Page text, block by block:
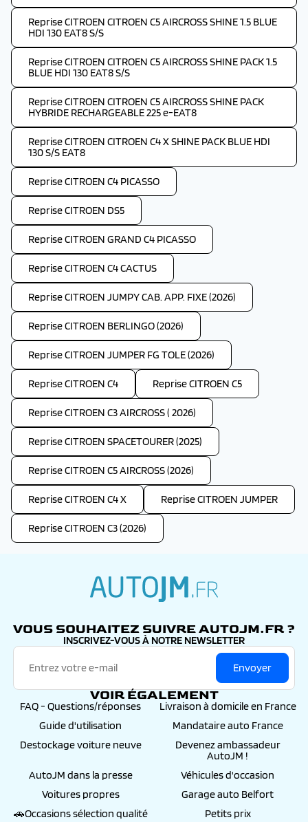
Reprise CITROEN CITROEN C5 AIRCROSS SHINE 1.5 BLUE
HDI 130 EAT8 S/S
Reprise CITROEN CITROEN C5 AIRCROSS SHINE PACK 1.5
BLUE HDI 130 EAT8 S/S
Reprise CITROEN CITROEN C5 AIRCROSS SHINE PACK
HYBRIDE RECHARGEABLE 225 e-EAT8
Reprise CITROEN CITROEN C4 X SHINE PACK BLUE HDI
130 S/S EAT8
Reprise CITROEN C4 PICASSO
Reprise CITROEN DS5
Reprise CITROEN GRAND C4 PICASSO
Reprise CITROEN C4 CACTUS
Reprise CITROEN JUMPY CAB. APP. FIXE (2026)
Reprise CITROEN BERLINGO (2026)
Reprise CITROEN JUMPER FG TOLE (2026)
Reprise CITROEN C4 Reprise CITROEN C5
Reprise CITROEN C3 AIRCROSS ( 2026)
Reprise CITROEN SPACETOURER (2025)
Reprise CITROEN C5 AIRCROSS (2026)
Reprise CITROEN C4 X Reprise CITROEN JUMPER
Reprise CITROEN C3 (2026)
VOUS SOUHAITEZ SUIVRE AUTOJM.FR ?
INSCRIVEZ-VOUS À NOTRE NEWSLETTER
Envoyer
VOIR ÉGALEMENT
FAQ - Questions/réponses
Livraison à domicile en France
Guide d'utilisation
Mandataire auto France
Destockage voiture neuve
Devenez ambassadeur
AutoJM !
AutoJM dans la presse
Véhicules d'occasion
Voitures propres
Garage auto Belfort
🚗Occasions sélection qualité
Petits prix